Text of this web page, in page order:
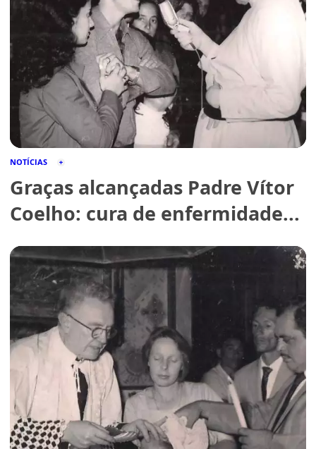
NOTÍCIAS
Graças alcançadas Padre Vítor
Coelho: cura de enfermidade...